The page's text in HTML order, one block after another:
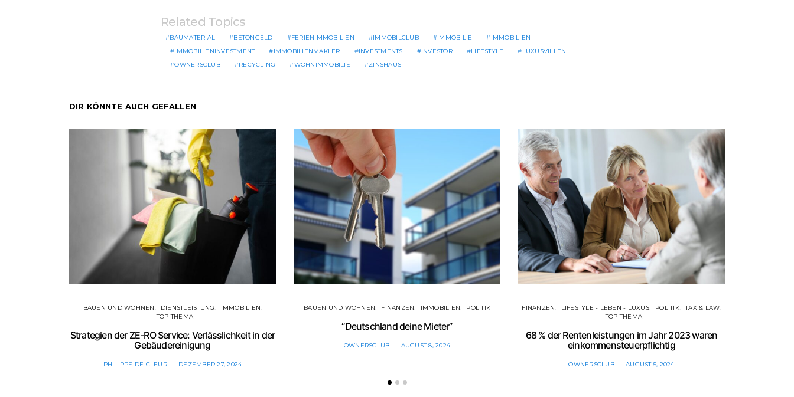
Related Topics
BAUMATERIAL BETONGELD FERIENIMMOBILIEN IMMOBILCLUB IMMOBILIE
IMMOBILIEN
IMMOBILIENINVESTMENT
IMMOBILIENMAKLER INVESTMENTS INVESTOR LIFESTYLE
LUXUSVILLEN
OWNERSCLUB
RECYCLING WOHNIMMOBILIE ZINSHAUS
DIR KÖNNTE AUCH GEFALLEN
BAUEN UND WOHNEN DIENSTLEISTUNG
IMMOBILIEN
TOP THEMA
Strategien der ZE-RO Service: Verlässlichkeit in der
Gebäudereinigung
PHILIPPE DE CLEUR DEZEMBER 27, 2024
BAUEN UND WOHNEN FINANZEN IMMOBILIEN POLITIK
“Deutschland deine Mieter”
OWNERSCLUB AUGUST 8, 2024
FINANZEN LIFESTYLE - LEBEN - LUXUS POLITIK
TAX & LAW
TOP THEMA
68 % der Rentenleistungen im Jahr 2023 waren
einkommensteuerpflichtig
OWNERSCLUB AUGUST 5, 2024